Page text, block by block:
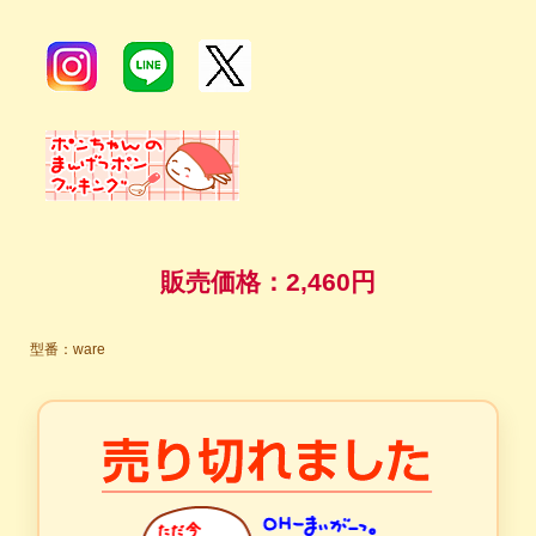
販売価格： 2,460円
型番：ware